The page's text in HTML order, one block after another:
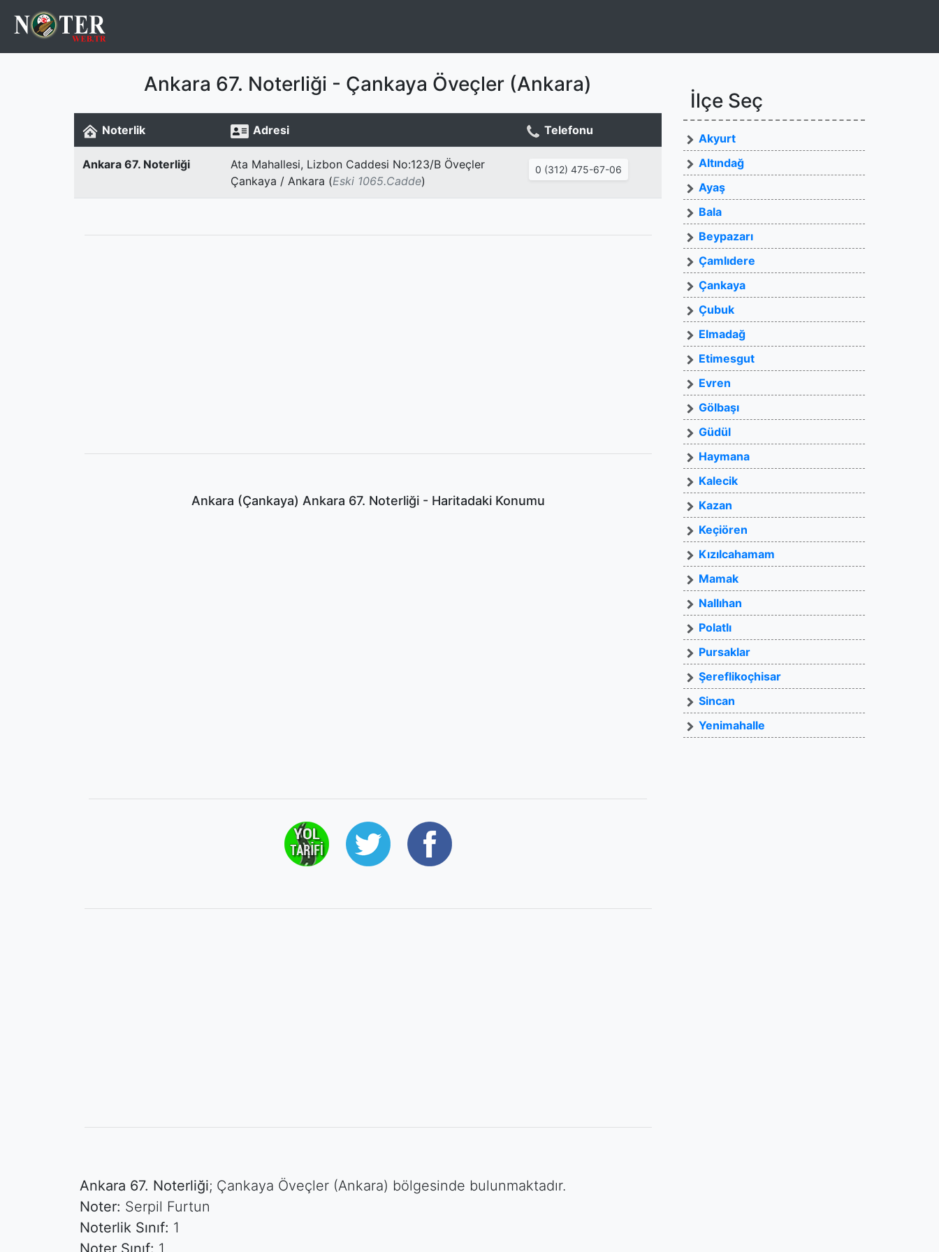
Ankara 67. Noterliği - Çankaya Öveçler (Ankara)
Noterlik Adresi Telefonu
Ankara 67. Noterliği
Ata Mahallesi, Lizbon Caddesi No:123/B Öveçler
Çankaya / Ankara (Eski 1065.Cadde)
0 (312) 475-67-06
Ankara (Çankaya) Ankara 67. Noterliği - Haritadaki Konumu
Ankara 67. Noterliği; Çankaya Öveçler (Ankara) bölgesinde bulunmaktadır.
Noter: Serpil Furtun
Noterlik Sınıf: 1
Noter Sınıf: 1
İlçe Seç
Akyurt
Altındağ
Ayaş
Bala
Beypazarı
Çamlıdere
Çankaya
Çubuk
Elmadağ
Etimesgut
Evren
Gölbaşı
Güdül
Haymana
Kalecik
Kazan
Keçiören
Kızılcahamam
Mamak
Nallıhan
Polatlı
Pursaklar
Şereflikoçhisar
Sincan
Yenimahalle